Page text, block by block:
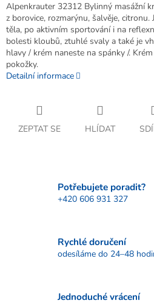
Alpenkrauter 32312 Bylinný masážní
z borovice, rozmarýnu, šalvěje, citronu.
těla, po aktivním sportování i na
bolesti kloubů, ztuhlé svaly a také je
hlavy / krém naneste na spánky /.
pokožky.
Detailní informace
ZEPTAT SE HLÍDAT
Potřebujete poradit?
+420 606 931 327
Rychlé doručení
odesíláme do 24–48
Jednoduché vrácení